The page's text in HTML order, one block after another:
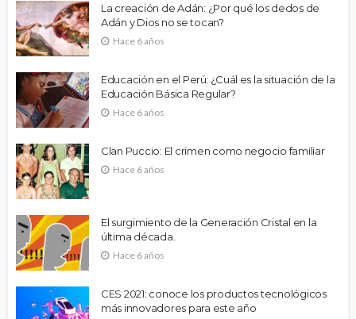
La creación de Adán: ¿Por qué los dedos de
Adán y Dios no se tocan?
Hace 6 años
Educación en el Perú: ¿Cuál es la situación de la
Educación Básica Regular?
Hace 6 años
Clan Puccio: El crimen como negocio familiar
Hace 6 años
El surgimiento de la Generación Cristal en la
última década.
Hace 6 años
CES 2021: conoce los productos tecnológicos
más innovadores para este año